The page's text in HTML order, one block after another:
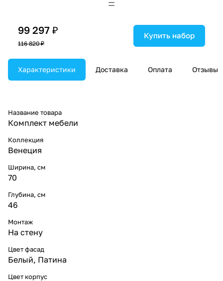
99 297 ₽
116 820 ₽
Купить набор
Характеристики Доставка Оплата Отзывы
Название товара
Комплект мебели
Коллекция
Венеция
Ширина, см
70
Глубина, см
46
Монтаж
На стену
Цвет фасад
Белый, Патина
Цвет корпус